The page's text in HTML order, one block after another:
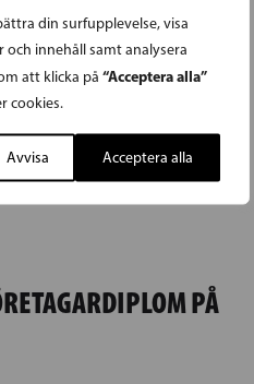
din surfupplevelse, visa
innehåll samt analysera
att klicka på “Acceptera alla”
cookies.
Avvisa Acceptera alla
oron
och försvagade
PÅ